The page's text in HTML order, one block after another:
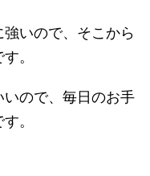
いので、そこから
。
ので、毎日のお手
。